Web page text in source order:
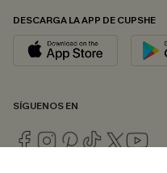
DESCARGA LA APP DE CUPSHE
SÍGUENOS EN